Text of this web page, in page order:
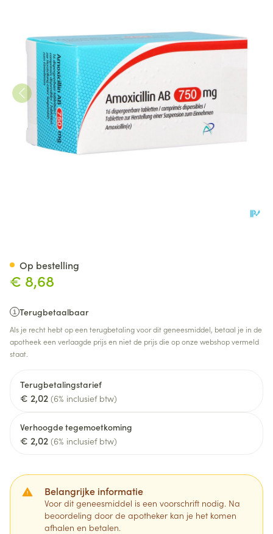
€ 8,68
Terugbetaalbaar
Als je recht hebt op een terugbetaling voor dit geneesmiddel, betaal je in de
apotheek een verlaagde prijs en niet de prijs die op onze webshop vermeld
staat.
Terugbetalingstarief
€ 2,02 (6% inclusief btw)
Verhoogde tegemoetkoming
€ 2,02 (6% inclusief btw)
Belangrijke informatie
Voor dit geneesmiddel is een voorschrift nodig. Na
beoordeling door de apotheker kan je het komen
afhalen en betalen.
Op bestelling